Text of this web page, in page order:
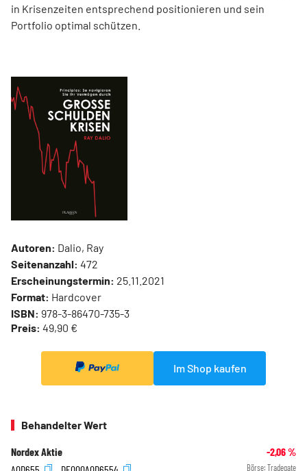
in Krisenzeiten entsprechend positionieren und sein
Portfolio optimal schützen.
Autoren: Dalio, Ray
Seitenanzahl: 472
Erscheinungstermin: 25.11.2021
Format: Hardcover
ISBN: 978-3-86470-735-3
Preis: 49,90 €
Im Shop kaufen
Behandelter Wert
Nordex Aktie -2,06%
Börse: Tradegate